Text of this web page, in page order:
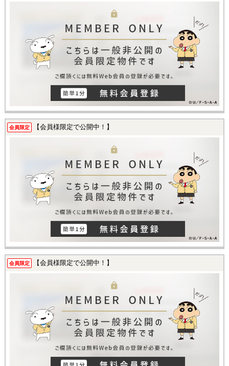
会員限定 【会員様限定で公開中！】
会員限定 【会員様限定で公開中！】